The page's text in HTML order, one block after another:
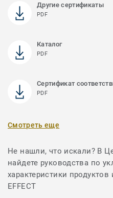
Другие сертификаты
PDF
Каталог
PDF
Сертификат
PDF
Смотреть еще
Не нашли, что искали? В
найдете руководства по
характеристики
EFFECT